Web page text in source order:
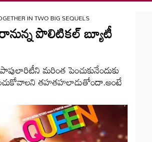
IN TWO BIG SEQUELS
పొలిటికల్ బ్యూటీ
మరింత పెంచుకునేందుకు
తహతహలాడుతోందా.అంటే